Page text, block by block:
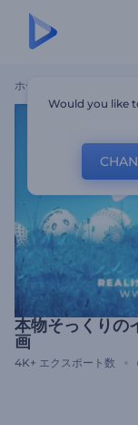
ホーム
本物そっくりの
画
4K+ エクスポート数
Would you like